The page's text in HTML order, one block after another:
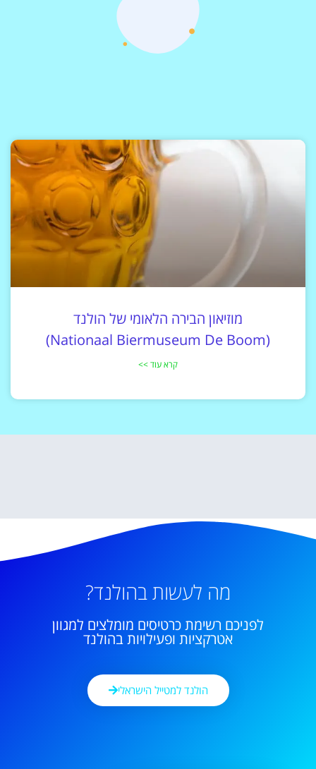
מוזיאון הבירה הלאומי של הולנד
(Nationaal Biermuseum De Boom)
קרא עוד >>
מה לעשות בהולנד?
לפניכם רשימת כרטיסים מומלצים למגוון
אטרקציות ופעילויות בהולנד
הולנד למטייל הישראלי